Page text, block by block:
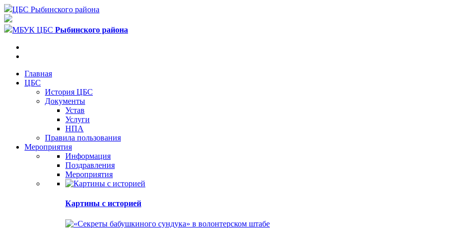
ЦБС Рыбинского района
МБУК ЦБС Рыбинского района
Главная
ЦБС
История ЦБС
Документы
Устав
Услуги
НПА
Правила пользования
Мероприятия
Информация
Поздравления
Мероприятия
Картины с историей